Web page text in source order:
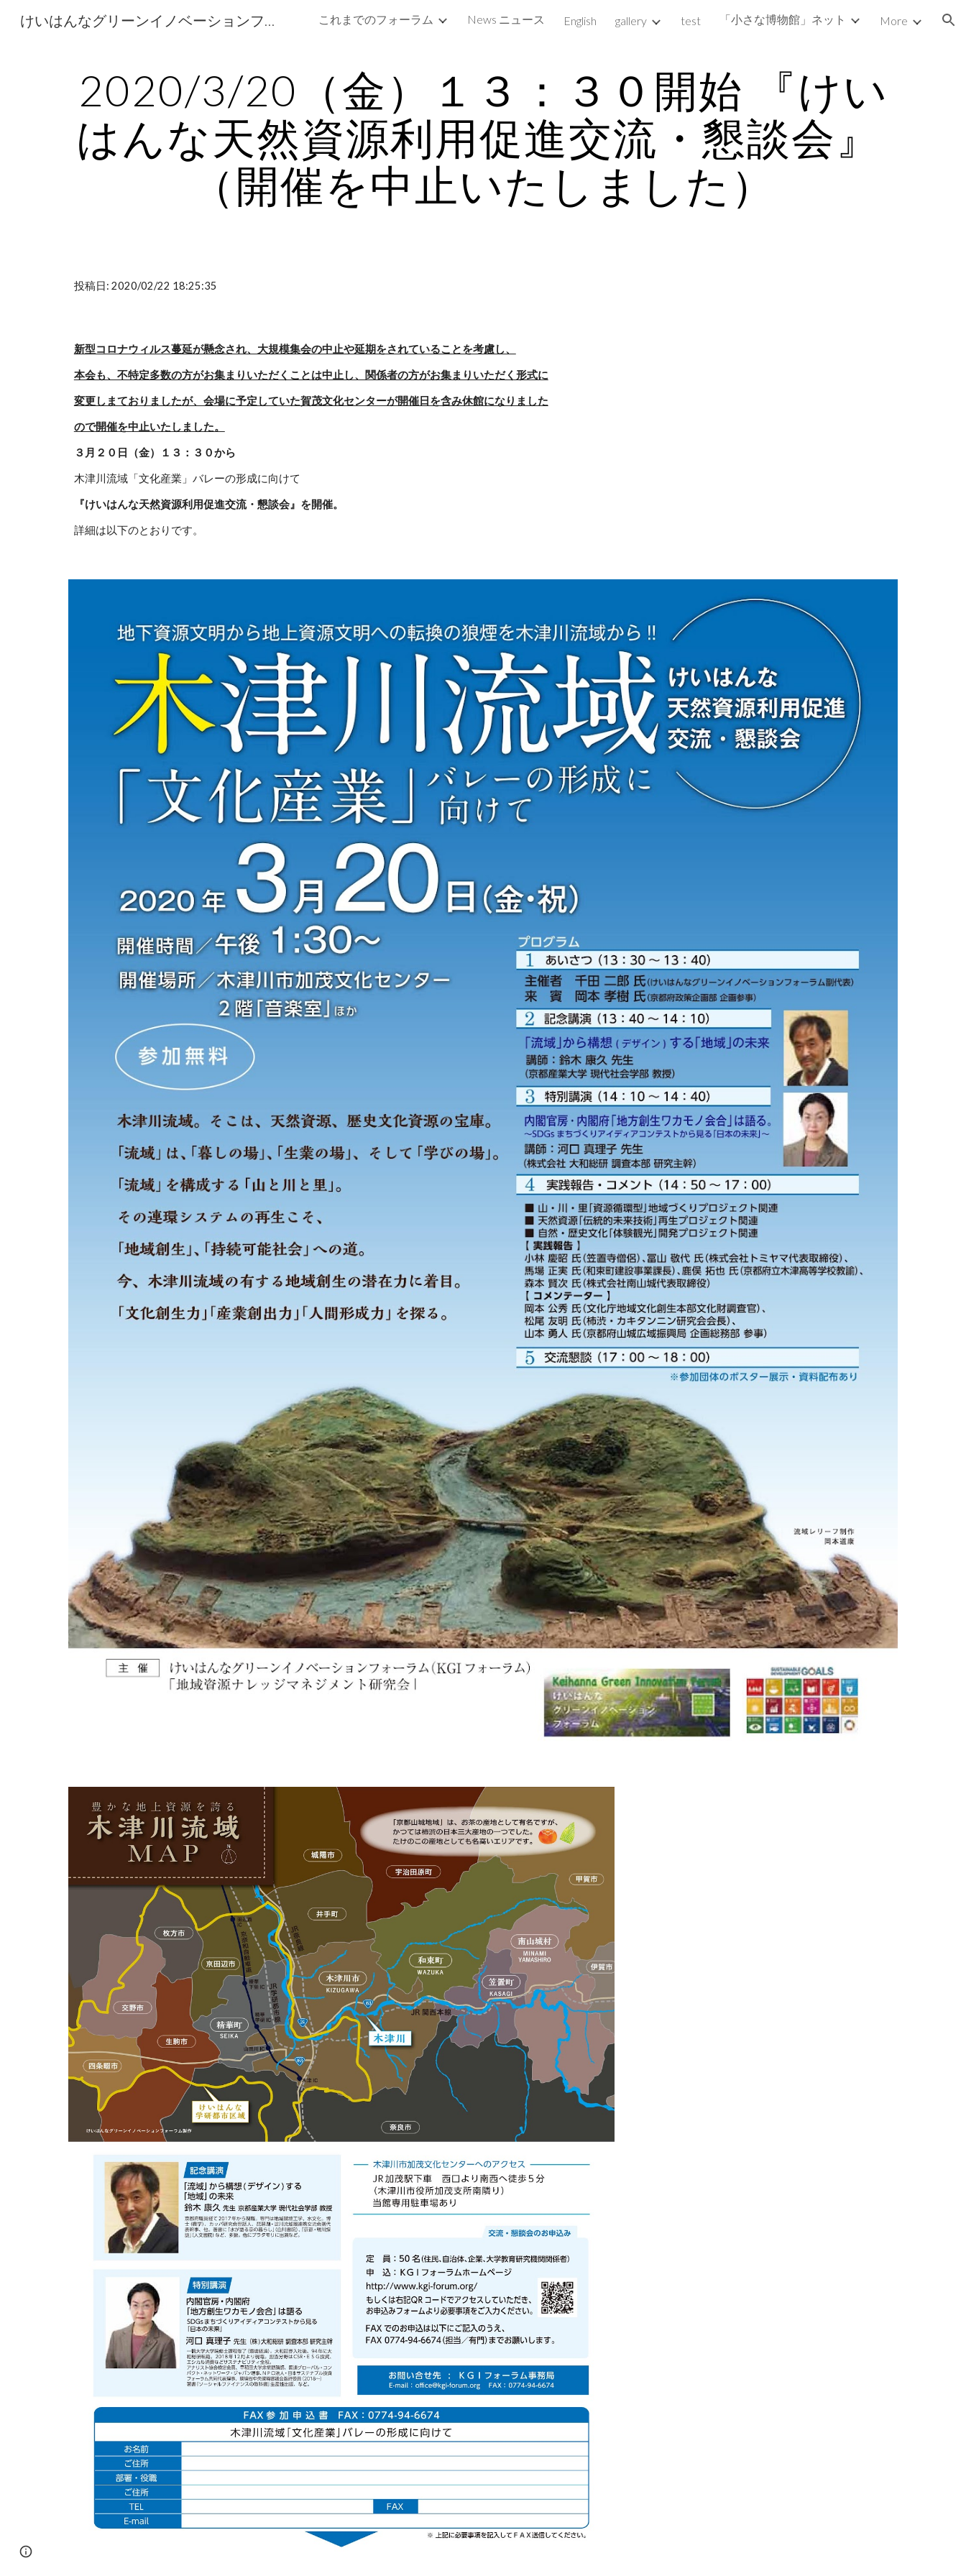
Skip to main content Skip to navigation
けいはんなグリーンイノベーションフォーラム Keihannna Green Innovation Forum これまでのフォーラム News ニュース English gallery test 「小さな博物館」ネット More
2020/3/20（金）１３：３０開始 『けい
はんな天然資源利用促進交流・懇談会』
（開催を中止いたしました）
投稿日: 2020/02/22 18:25:35
新型コロナウィルス蔓延が懸念され、大規模集会の中止や延期をされていることを考慮し、
本会も、不特定多数の方がお集まりいただくことは中止し、関係者の方がお集まりいただく形式に
変更しまておりましたが、会場に予定していた賀茂文化センターが開催日を含み休館になりました
ので開催を中止いたしました。
３月２０日（金）１３：３０から
木津川流域「文化産業」バレーの形成に向けて
『けいはんな天然資源利用促進交流・懇談会』を開催。
詳細は以下のとおりです。